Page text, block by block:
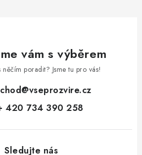
vám s výběrem
něčím poradit? Jsme tu pro vás!
@vseprozvire.cz
420 734 390 258